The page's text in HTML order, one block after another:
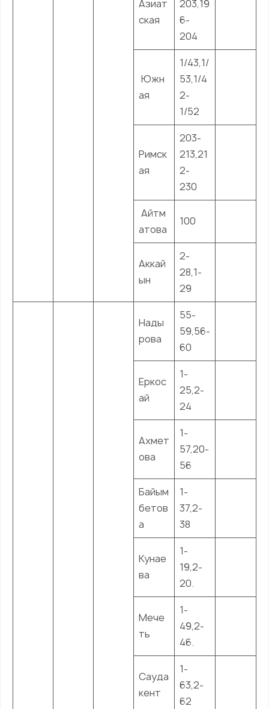
Азиат
ская
203,19
6-
204
Южн
ая
1/43,1/
53,1/4
2-
1/52
Римск
ая
203-
213,21
2-
230
Айтм
атова
100
Аккай
ын
2-
28,1-
29
Нады
рова
55-
59,56-
60
Еркос
ай
1-
25,2-
24
Ахмет
ова
1-
57,20-
56
Байым
бетов
а
1-
37,2-
38
Кунае
ва
1-
19,2-
20.
Мече
ть
1-
49,2-
46.
Сауда
кент
1-
63,2-
62